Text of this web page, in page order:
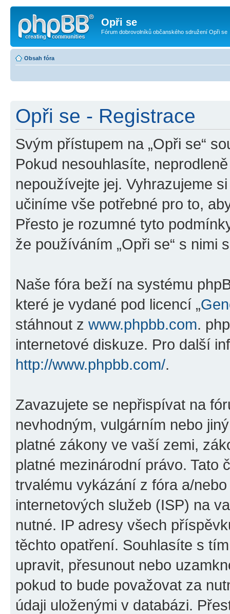
Opři se
Fórum dobrovolníků občanského sdružení Opři se
Obsah fóra
Opři se - Registrace
Svým přístupem na „Opři se“
Pokud nesouhlasíte,
nepoužívejte jej. Vyhrazujeme
učiníme vše potřebné pro to,
Přesto je rozumné tyto
že používáním „Opři se“ s nimi
Naše fóra beží na systému
které je vydané pod licencí „
stáhnout z www.phpbb.com.
internetové diskuze. Pro další
http://www.phpbb.com/.
Zavazujete se nepřispívat na
nevhodným, vulgárním nebo
platné zákony ve vaší zemi,
platné mezinárodní právo. Tato
trvalému vykázání z fóra a/
internetových služeb (ISP) na
nutné. IP adresy všech
těchto opatření. Souhlasíte s
upravit, přesunout nebo
pokud to bude považovat za
údaji uloženými v databázi.